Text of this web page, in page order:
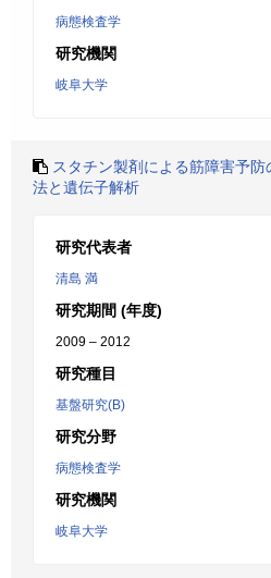
病態検査学
研究機関
岐阜大学
スタチン製剤による筋障害予
法と遺伝子解析
研究代表者
清島 満
研究期間 (年度)
2009 – 2012
研究種目
基盤研究(B)
研究分野
病態検査学
研究機関
岐阜大学